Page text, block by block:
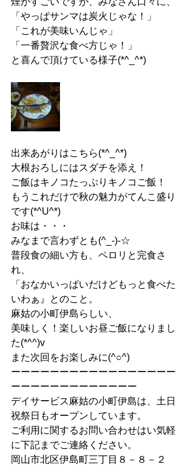
「やっぱサンマは炭火じゃな！」
「これが美味いんじゃ」
「一番贅沢な食べ方じゃ！」
と喜んで頂けている様子(*^_^*)
出来あがりはこちら(*^_^*)
大根おろしにはスダチを添え！
ご飯はキノコたっぷりキノコご飯！
もうこれだけで秋の魅力がてんこ盛り
です(*^U^*)
お味は・・・
みなまで言わずとも(^_-)-☆
普段食の細い方も、ペロリと完食さ
れ、
「おなかいっぱいだけどもっと食べた
いわぁ』とのこと。
麻姑の小町伊島らしい、
美味しく！楽しいお昼ご飯になりまし
た(*^^)v
また次回をお楽しみに(^○^)
ーーーーーーーーーーーーーーーーー
ーーーーーーーーーーーーー
デイサービス麻姑の小町伊島は、土日
祝祭日もオープンしています。
ご利用に関するお問い合わせはい気軽
に下記までご連絡ください。
岡山市北区伊島町三丁目８－８－２